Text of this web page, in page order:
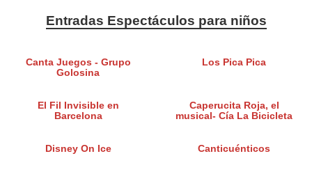
Entradas Espectáculos para niños
Canta Juegos - Grupo
Golosina
Los Pica Pica
El Fil Invisible en
Barcelona
Caperucita Roja, el
musical- Cía La Bicicleta
Disney On Ice Canticuénticos